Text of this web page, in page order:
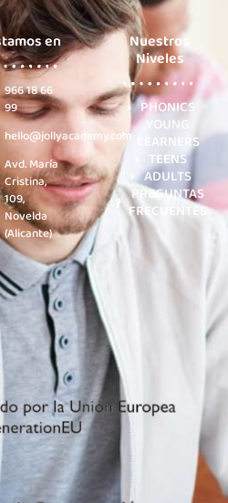
en
966 18 66
99
hello@jollyacademy.com
Avd. María
Cristina,
109,
Novelda
(Alicante)
Nuestros
Niveles
PHONICS
YOUNG
LEARNERS
TEENS
ADULTS
PREGUNTAS
FRECUENTES